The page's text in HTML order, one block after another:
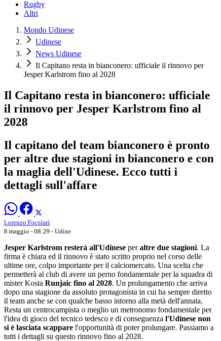
Rugby
Altri
Mondo Udinese
Udinese
News Udinese
Il Capitano resta in bianconero: ufficiale il rinnovo per
Jesper Karlstrom fino al 2028
Il Capitano resta in bianconero: ufficiale
il rinnovo per Jesper Karlstrom fino al
2028
Il capitano del team bianconero è pronto
per altre due stagioni in bianconero e con
la maglia dell'Udinese. Ecco tutti i
dettagli sull'affare
Lorenzo Focolari
8 maggio - 08:29 - Udine
Jesper Karlstrom resterà all'Udinese peraltre due stagioni. La
firma è chiara ed il rinnovo è stato scritto proprio nel corso delle
ultime ore, colpo importante per il calciomercato. Una scelta che
permetterà al club di avere un perno fondamentale per la squadra di
mister Kosta Runjaic fino al 2028. Un prolungamento che arriva
dopo una stagione da assoluto protagonista in cui ha sempre diretto
il team anche se con qualche basso intorno alla metà dell'annata.
Resta un centrocampista o meglio un metronomo fondamentale per
l'idea di gioco del tecnico tedesco e di conseguenza l'Udinese non
si è lasciata scappare l'opportunità di poter prolungare. Passiamo a
tutti i dettagli su questo rinnovo fino al 2028.